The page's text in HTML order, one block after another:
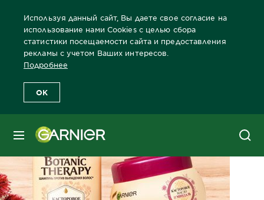
Используя данный сайт, Вы даете свое согласие на
использование нами Cookies с целью сбора
статистики посещаемости сайта и предоставления
рекламы с учетом Ваших интересов.
Подробнее
OK
МЕНЮ
Главная Волосы